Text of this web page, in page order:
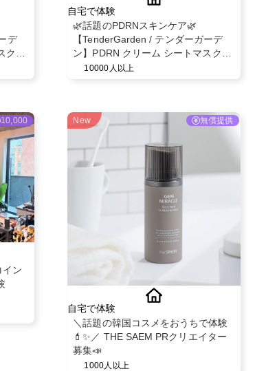
デ
ク
自宅で体験
🌿話題のPDRNスキンケア🌿
【TenderGarden / テンダーガーデ
ン】PDRN クリーム シートマスク
30g × 5枚 モニター募集✨
10000人以上
10,000
イン
New 無償提供
自宅で体験
＼話題の韓国コスメをおうちで体験
💄✨／ THE SAEM PRクリエイター
募集📣
1000人以上